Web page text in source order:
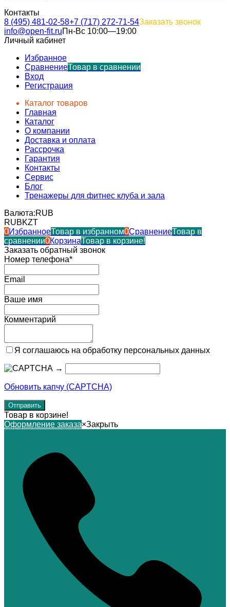
Контакты
8 (495) 481-02-58+7 (717) 272-71-54Заказать звонок
info@open-fit.ruПн-Вс 10:00—19:00
Личный кабинет
Избранное
СравнениеТовар в сравнении
Вход
Регистрация
Каталог товаров
Главная
Каталог
О компании
Доставка и оплата
Рассрочка
Гарантия
Контакты
Сервис
Блог
Тренажеры для фитнес клуба и зала
Валюта:RUB
RUBKZT
0ИзбранноеТовар в избранном0СравнениеТовар в
сравнении0КорзинаТовар в корзине!
Заказать обратный звонок
Номер телефона*
Email
Ваше имя
Комментарий
Я соглашаюсь на обработку персональных данных
→
Обновить капчу (CAPTCHA)
Товар в корзине!
Оформление заказа×Закрыть